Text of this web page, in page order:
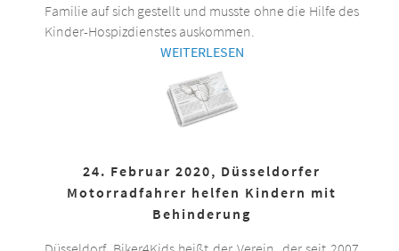
Familie auf sich gestellt und musste ohne die Hilfe des
Kinder-Hospizdienstes auskommen.
WEITERLESEN
24. Februar 2020, Düsseldorfer
Motorradfahrer helfen Kindern mit
Behinderung